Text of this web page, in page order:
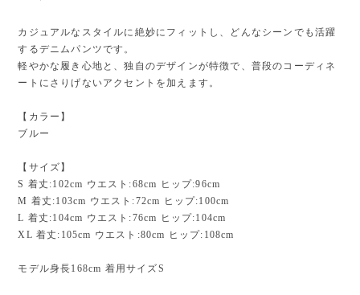
カジュアルなスタイルに絶妙にフィットし、どんなシーンでも活躍
するデニムパンツです。
軽やかな履き心地と、独自のデザインが特徴で、普段のコーディネ
ートにさりげないアクセントを加えます。
【カラー】
ブルー
【サイズ】
S 着丈:102cm ウエスト:68cm ヒップ:96cm
M 着丈:103cm ウエスト:72cm ヒップ:100cm
L 着丈:104cm ウエスト:76cm ヒップ:104cm
XL 着丈:105cm ウエスト:80cm ヒップ:108cm
モデル身長168cm 着用サイズS